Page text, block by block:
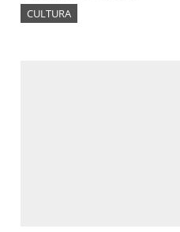
CULTURA